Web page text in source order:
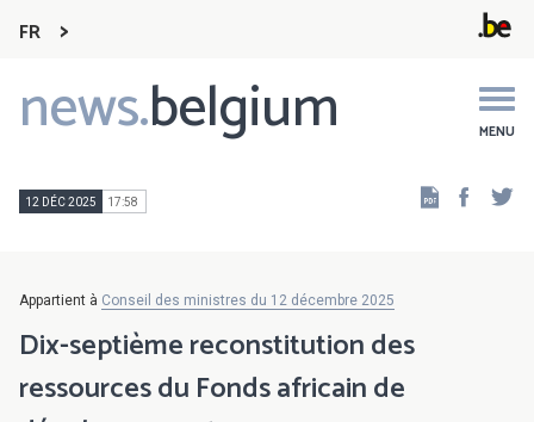
FR
news.belgium MENU
Main
navigation
12 DÉC 2025 17:58
Appartient à Conseil des ministres du 12 décembre 2025
Dix-septième reconstitution des
ressources du Fonds africain de